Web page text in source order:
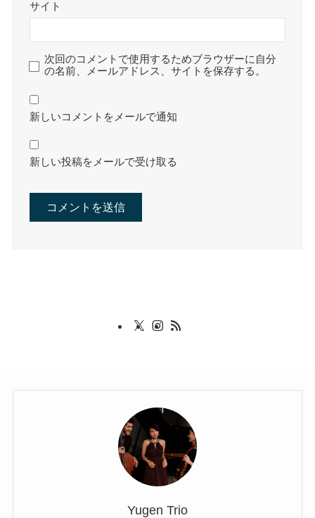
サイト
次回のコメントで使用するためブラウザーに自分
の名前、メールアドレス、サイトを保存する。
新しいコメントをメールで通知
新しい投稿をメールで受け取る
Yugen Trio